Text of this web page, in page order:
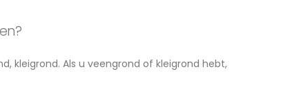
kleigrond. Als u veengrond of kleigrond hebt,